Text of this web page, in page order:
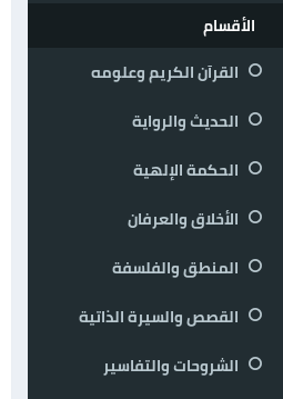
الأقسام
القرآن الكريم وعلومه
الحديث والرواية
الحكمة الإلهية
الأخلاق والعرفان
المنطق والفلسفة
القصص والسيرة الذاتية
الشروحات والتفاسير